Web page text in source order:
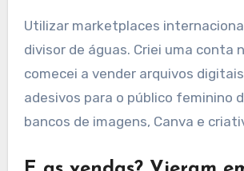
Utilizar marketplaces
divisor de águas. Criei uma conta
comecei a vender arquivos
adesivos para o público feminino
bancos de imagens, Canva e